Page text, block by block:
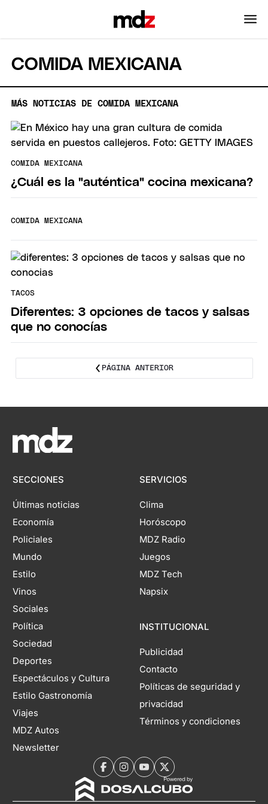
COMIDA MEXICANA
MÁS NOTICIAS DE COMIDA MEXICANA
COMIDA MEXICANA
¿Cuál es la "auténtica" cocina mexicana?
COMIDA MEXICANA
TACOS
Diferentes: 3 opciones de tacos y salsas
que no conocías
PÁGINA ANTERIOR
SECCIONES
Últimas noticias
Economía
Policiales
Mundo
Estilo
Vinos
Sociales
Política
Sociedad
Deportes
Espectáculos y Cultura
Estilo Gastronomía
Viajes
MDZ Autos
Newsletter
SERVICIOS
Clima
Horóscopo
MDZ Radio
Juegos
MDZ Tech
Napsix
INSTITUCIONAL
Publicidad
Contacto
Políticas de seguridad y
privacidad
Términos y condiciones